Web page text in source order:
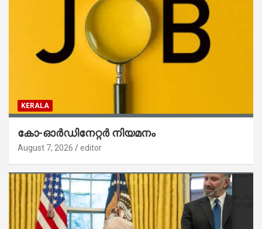
KERALA
കോ-ഓർഡിനേറ്റർ നിയമനം
August 7, 2026 editor